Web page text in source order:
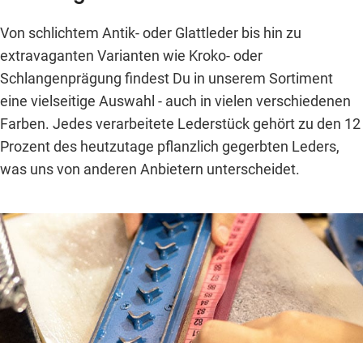
Von schlichtem Antik- oder Glattleder bis hin zu
extravaganten Varianten wie Kroko- oder
Schlangenprägung findest Du in unserem Sortiment
eine vielseitige Auswahl - auch in vielen verschiedenen
Farben. Jedes verarbeitete Lederstück gehört zu den 12
Prozent des heutzutage pflanzlich gegerbten Leders,
was uns von anderen Anbietern unterscheidet.